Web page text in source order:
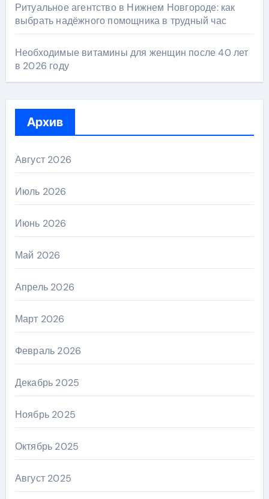
Ритуальное агентство в Нижнем Новгороде: как
выбрать надёжного помощника в трудный час
Необходимые витамины для женщин после 40 лет
в 2026 году
Архив
Август 2026
Июль 2026
Июнь 2026
Май 2026
Апрель 2026
Март 2026
Февраль 2026
Декабрь 2025
Ноябрь 2025
Октябрь 2025
Август 2025